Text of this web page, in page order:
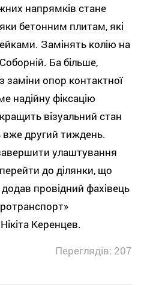
напрямків стане
бетонним плитам, які
Замінять колію на
Ба більше,
заміни опор контактної
надійну фіксацію
візуальний стан
другий тиждень.
улаштування
перейти до ділянки, що
провідний фахівець
Керенцев.
Переглядів: 207